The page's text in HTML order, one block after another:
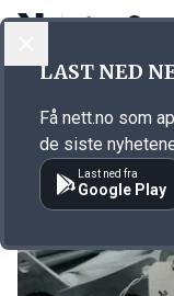
Emne: Vik
LAST NED
Få nett.no som
de siste
Last ned fra
Google Play